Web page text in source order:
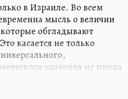
в Израиле. Во всем
мысль о величии
обгладывают
касается не только
значения не имела
бы такого восторга.